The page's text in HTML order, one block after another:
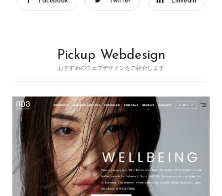
Pickup Webdesign
おすすめのウェブデザインをご紹介します